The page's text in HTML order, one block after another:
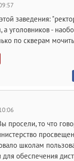
заведения:
а уголовников -
по скверам
просели, то что
школам
для обеспечения